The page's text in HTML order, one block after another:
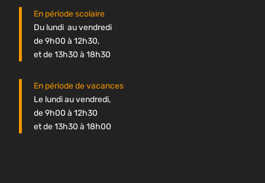
En période scolaire
Du lundi au vendredi
de 9h00 à 12h30,
et de 13h30 à 18h30
En période de vacances
Le lundi au vendredi,
de 9h00 à 12h30
et de 13h30 à 18h00